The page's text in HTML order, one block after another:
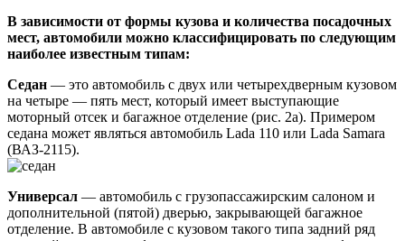
В зависимости от формы кузова и количества посадочных
мест, автомобили можно классифицировать по следующим
наиболее известным типам:
Седан — это автомобиль с двух или четырехдверным кузовом
на четыре — пять мест, который имеет выступающие
моторный отсек и багажное отделение (рис. 2а). Примером
седана может являться автомобиль Lada 110 или Lada Samara
(ВАЗ-2115).
Универсал — автомобиль с грузопассажирским салоном и
дополнительной (пятой) дверью, закрывающей багажное
отделение. В автомобиле с кузовом такого типа задний ряд